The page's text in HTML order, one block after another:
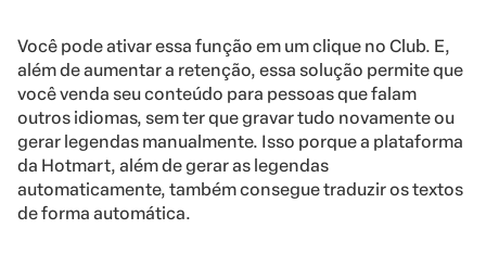
Você pode ativar essa função em um clique no Club. E,
além de aumentar a retenção, essa solução permite que
você venda seu conteúdo para pessoas que falam
outros idiomas, sem ter que gravar tudo novamente ou
gerar legendas manualmente. Isso porque a plataforma
da Hotmart, além de gerar as legendas
automaticamente, também consegue traduzir os textos
de forma automática.